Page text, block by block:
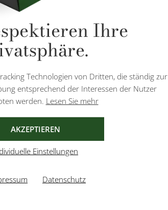
Ihre
Technologien von Dritten, die ständig zur
entsprechend der Interessen der Nutzer
werden. Lesen Sie mehr
AKZEPTIEREN
Einstellungen
Datenschutz